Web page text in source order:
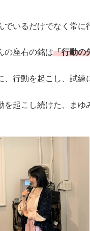
でいるだけでなく常
の座右の銘は「行動の
、行動を起こし、試練
を起こし続けた、ま